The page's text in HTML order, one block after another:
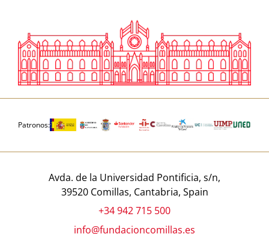
Patronos:
Avda. de la Universidad Pontificia, s/n,
39520 Comillas, Cantabria, Spain
+34 942 715 500
info@fundacioncomillas.es